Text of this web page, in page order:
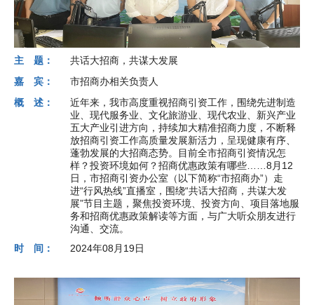
主 题：
共话大招商，共谋大发展
嘉 宾：
市招商办相关负责人
概 述：
近年来，我市高度重视招商引资工作，围绕先进制造
业、现代服务业、文化旅游业、现代农业、新兴产业
五大产业引进方向，持续加大精准招商力度，不断释
放招商引资工作高质量发展新活力，呈现健康有序、
蓬勃发展的大招商态势。目前全市招商引资情况怎
样？投资环境如何？招商优惠政策有哪些……8月12
日，市招商引资办公室（以下简称“市招商办”）走
进“行风热线”直播室，围绕“共话大招商，共谋大发
展”节目主题，聚焦投资环境、投资方向、项目落地服
务和招商优惠政策解读等方面，与广大听众朋友进行
沟通、交流。
时 间：
2024年08月19日